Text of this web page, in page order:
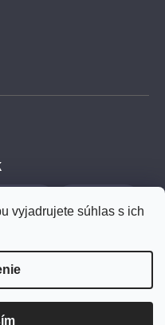
vyjadrujete súhlas s ich